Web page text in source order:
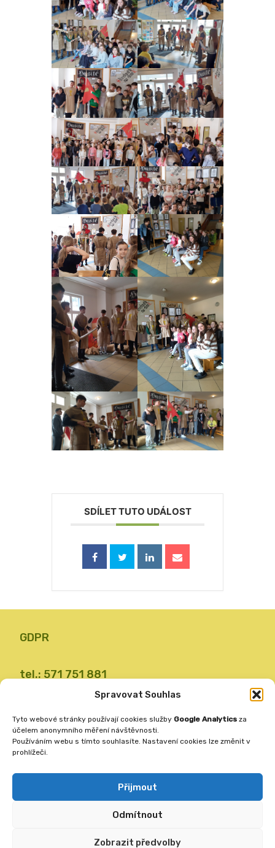
Spravovat Souhlas
Tyto webové stránky používají cookies služby Google Analytics za
účelem anonymního měření návštěvnosti.
Používáním webu s tímto souhlasíte. Nastavení cookies lze změnit v
prohlížeči.
Přijmout
Odmítnout
Zobrazit předvolby
SDÍLET TUTO UDÁLOST
GDPR
tel.: 571 751 881
email: zsvalbystrice@zsvb.cz
ID datové schránky: 24dabpx